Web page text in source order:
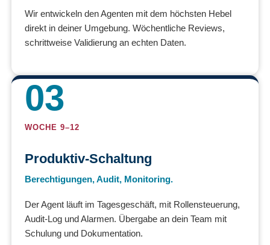
Wir entwickeln den Agenten mit dem höchsten Hebel
direkt in deiner Umgebung. Wöchentliche Reviews,
schrittweise Validierung an echten Daten.
03
WOCHE 9–12
Produktiv-Schaltung
Berechtigungen, Audit, Monitoring.
Der Agent läuft im Tagesgeschäft, mit Rollensteuerung,
Audit-Log und Alarmen. Übergabe an dein Team mit
Schulung und Dokumentation.